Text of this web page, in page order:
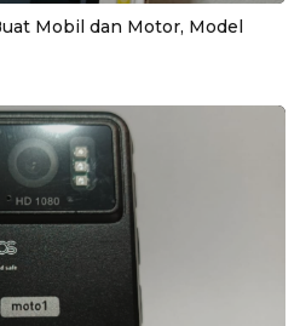
Mobil dan Motor, Model